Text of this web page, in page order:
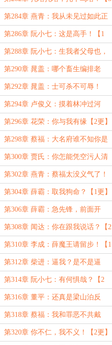
更求月票】
第284章 燕青：我从未见过如此正
气凛然之人！【2更】
第286章 阮小七：这是高手！【1
更】
第288章 阮小七：生我者父母也，
知我者薛霸也！【3更求月票】
第290章 晁盖：哪个畜生编排老
爷？【2更】
第292章 晁盖：士可杀不可辱！
【为辉夜盟主加更1】
第294章 卢俊义：摸着林冲过河
【为辉夜盟主加更3】
第296章 花荣：你与我有缘【2更】
第298章 蔡福：大名府谁不知你是
冤枉的？【1更】
第300章 贾氏：你怎能凭空污人清
白！【3更求月票】
第302章 燕青：蔡福太没义气了！
【2更】
第304章 薛霸：取我狗命？【1更】
第306章 薛霸：急先锋，前面开
路！【3更求月票】
第308章 闻达：你在跟我说话？【2
更】
第310章 李成：薛魔王请留步！【1
更】
第312章 柴进：逼我？是不是逼
我？【3更求月票】
第314章 阮小七：有何惧哉？【2
更】
第316章 董平：还真是梁山泊反
贼？【1更】
第318章 蔡福：我和罪恶不共戴
天！【3更求月票】
第320章 你不仁，我不义！【2更】